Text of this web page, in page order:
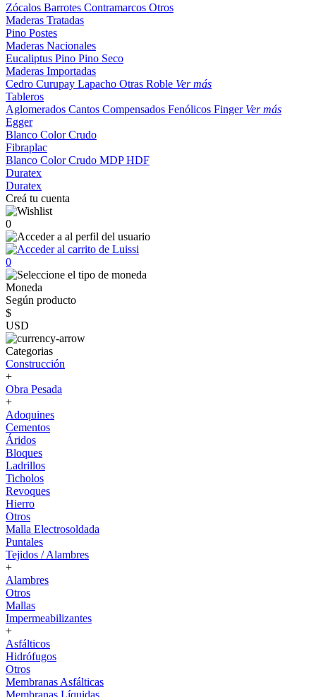
Zócalos Barrotes Contramarcos Otros
Maderas Tratadas
Pino Postes
Maderas Nacionales
Eucaliptus Pino Pino Seco
Maderas Importadas
Cedro Curupay Lapacho Otras Roble Ver más
Tableros
Aglomerados Cantos Compensados Fenólicos Finger Ver más
Egger
Blanco ColorCrudo
Fibraplac
Blanco ColorCrudo MDPHDF
Duratex
Duratex
Creá tu cuenta
0
0
Moneda
Según producto
$
USD
Categorias
Construcción
+
Obra Pesada
+
Adoquines
Cementos
Áridos
Bloques
Ladrillos
Ticholos
Revoques
Hierro
Otros
Malla Electrosoldada
Puntales
Tejidos / Alambres
+
Alambres
Otros
Mallas
Impermeabilizantes
+
Asfálticos
Hidrófugos
Otros
Membranas Asfálticas
Membranas Líquidas